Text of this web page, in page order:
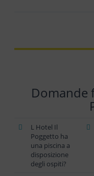
Domande
L Hotel Il
Poggetto ha
una piscina a
disposizione
degli ospiti?